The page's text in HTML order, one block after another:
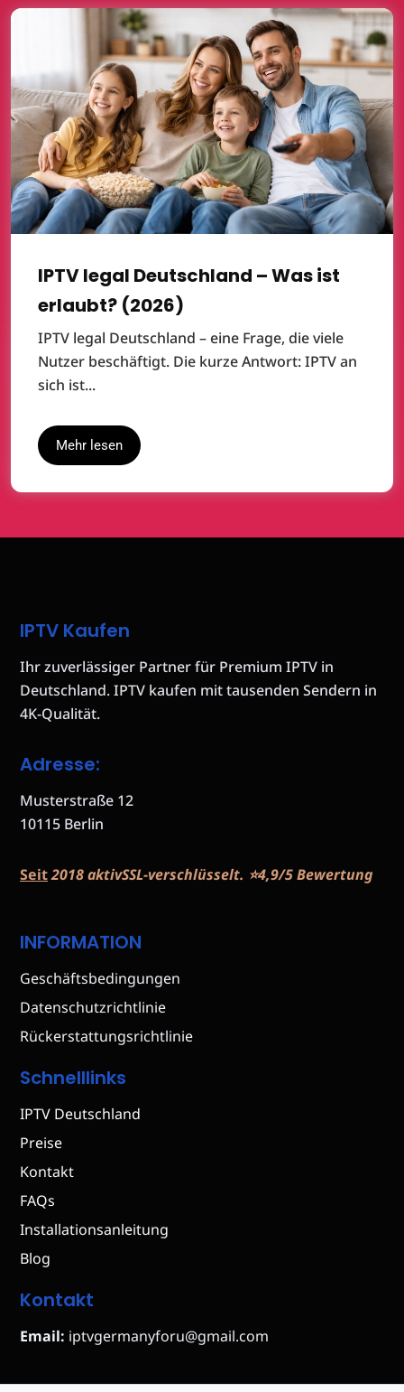
IPTV legal Deutschland – Was ist
erlaubt? (2026)
IPTV legal Deutschland – eine Frage, die viele
Nutzer beschäftigt. Die kurze Antwort: IPTV an
sich ist...
Mehr lesen
IPTV Kaufen
Ihr zuverlässiger Partner für Premium IPTV in
Deutschland. IPTV kaufen mit tausenden Sendern in
4K-Qualität.
Adresse:
Musterstraße 12
10115 Berlin
Seit2018 aktivSSL-verschlüsselt. ⭐️4,9/5 Bewertung
INFORMATION
Geschäftsbedingungen
Datenschutzrichtlinie
Rückerstattungsrichtlinie
Schnelllinks
IPTV Deutschland
Preise
Kontakt
FAQs
Installationsanleitung
Blog
Kontakt
Email: iptvgermanyforu@gmail.com